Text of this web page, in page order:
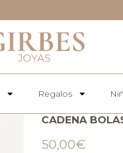
Regalos
CADENA
50,00€